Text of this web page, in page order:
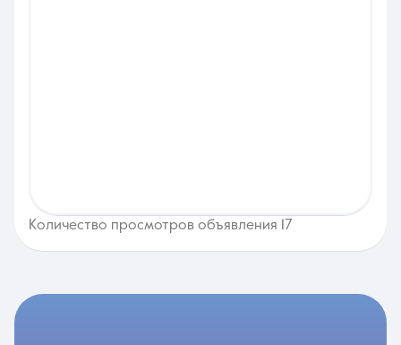
Количество просмотров объявления 17